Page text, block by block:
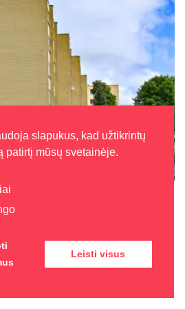
bendrijas įsirengti
slapukus, kad užtikrintų
patirtį mūsų svetainėje.
Leisti visus